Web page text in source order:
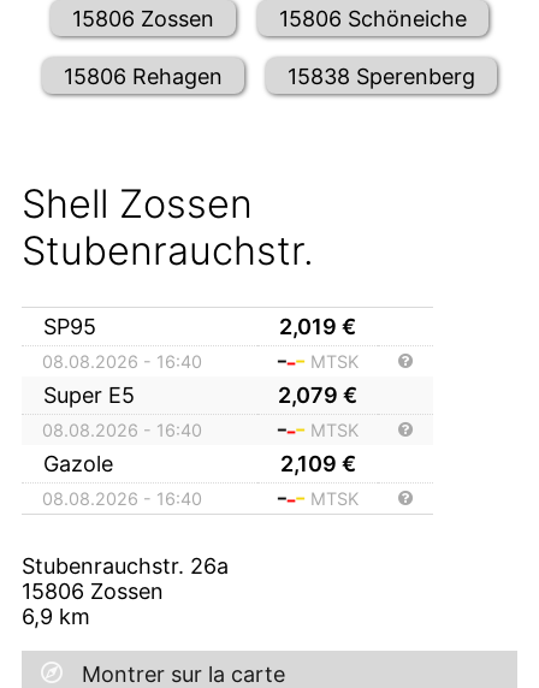
15806 Zossen 15806 Schöneiche
15806 Rehagen 15838 Sperenberg
Shell Zossen
Stubenrauchstr.
SP95 2,019 €
08.08.2026 - 16:40 MTSK
Super E5 2,079 €
08.08.2026 - 16:40 MTSK
Gazole 2,109 €
08.08.2026 - 16:40 MTSK
Stubenrauchstr. 26a
15806 Zossen
6,9 km
Montrer sur la carte